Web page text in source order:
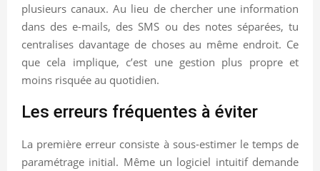
plusieurs canaux. Au lieu de chercher une information
dans des e-mails, des SMS ou des notes séparées, tu
centralises davantage de choses au même endroit. Ce
que cela implique, c’est une gestion plus propre et
moins risquée au quotidien.
Les erreurs fréquentes à éviter
La première erreur consiste à sous-estimer le temps de
paramétrage initial. Même un logiciel intuitif demande